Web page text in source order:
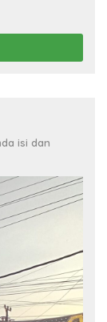
isi dan